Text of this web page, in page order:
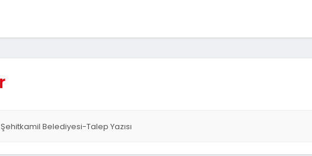
Belediyesi-Talep Yazısı